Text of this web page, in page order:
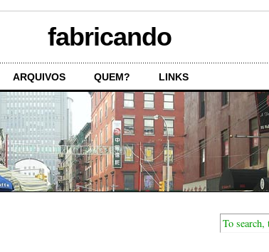
fabricando
ARQUIVOS QUEM? LINKS